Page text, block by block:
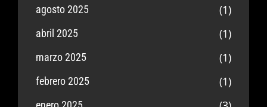
agosto 2025 (1)
abril 2025 (1)
marzo 2025 (1)
febrero 2025 (1)